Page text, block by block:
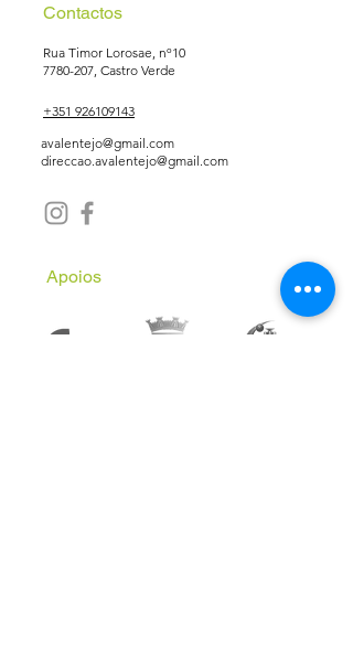
Contactos
Rua Timor Lorosae, nº10
7780-207, Castro Verde
+351 926109143
avalentejo@gmail.com
direccao.avalentejo@gmail.com
Apoios